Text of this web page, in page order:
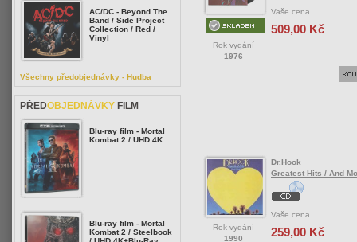
Rok vydání
1976
Vaše cena
509,00 Kč
Rok vydání
1990
Dr.Hook
Greatest Hits / And
Vaše cena
259,00 Kč
AC/DC - Beyond The
Band / Side Project
Collection / Red /
Vinyl
Všechny předobjednávky - Hudba
PŘEDOBJEDNÁVKY FILM
Blu-ray film - Mortal
Kombat 2 / UHD 4K
Blu-ray film - Mortal
Kombat 2 / Steelbook